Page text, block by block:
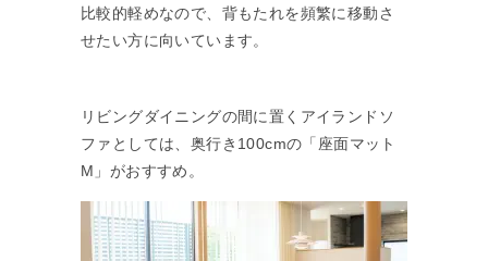
比較的軽めなので、背もたれを頻繁に移動さ
せたい方に向いています。
リビングダイニングの間に置くアイランドソ
ファとしては、奥行き100cmの「座面マット
M」がおすすめ。